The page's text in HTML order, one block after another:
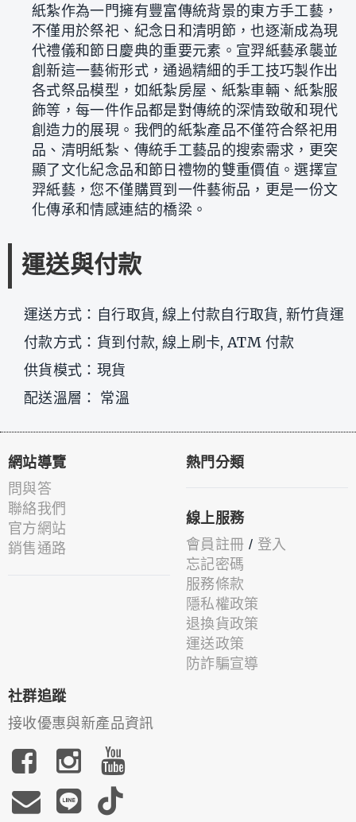
紙紮作為一門擁有豐富傳統背景的東方手工藝，
不僅用於祭祀、紀念日和清明節，也逐漸成為現
代禮儀和節日慶典的重要元素。宣羿紙藝承襲並
創新這一藝術形式，通過精細的手工技巧製作出
各式祭品模型，如紙紮房屋、紙紮車輛、紙紮服
飾等，每一件作品都是對傳統的深情致敬和現代
創造力的展現。我們的紙紮產品不僅符合祭祀用
品、清明紙紮、傳統手工藝品的搜索需求，更突
顯了文化紀念品和節日禮物的雙重價值。選擇宣
羿紙藝，您不僅購買到一件藝術品，更是一份文
化傳承和情感連結的橋梁。
運送與付款
運送方式：自行取貨, 線上付款自行取貨, 新竹貨運
付款方式：貨到付款, 線上刷卡, ATM 付款
供貨模式：現貨
配送溫層： 常溫
網站導覽
問與答
聯絡我們
官方網站
銷售通路
熱門分類
線上服務
會員註冊 / 登入
忘記密碼
服務條款
隱私權政策
退換貨政策
運送政策
防詐騙宣導
社群追蹤
接收優惠與新產品資訊